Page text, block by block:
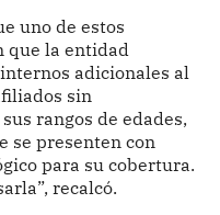
uno de estos
que la entidad
adicionales al
sin
rangos de edades,
se presenten con
para su cobertura.
recalcó.